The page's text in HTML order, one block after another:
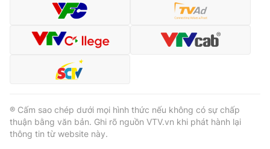
® Cấm sao chép dưới mọi hình thức nếu không có sự chấp
thuận bằng văn bản. Ghi rõ nguồn VTV.vn khi phát hành lại
thông tin từ website này.